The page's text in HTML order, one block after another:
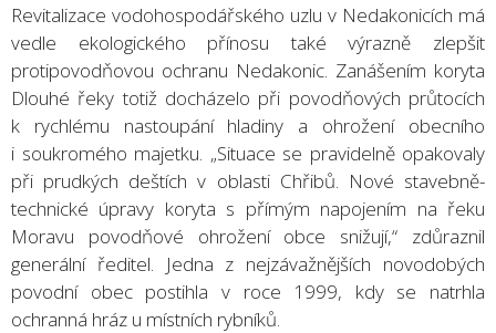
Revitalizace vodohospodářského uzlu v Nedakonicích má
vedle ekologického přínosu také výrazně zlepšit
protipovodňovou ochranu Nedakonic. Zanášením koryta
Dlouhé řeky totiž docházelo při povodňových průtocích
k rychlému nastoupání hladiny a ohrožení obecního
i soukromého majetku. „Situace se pravidelně opakovaly
při prudkých deštích v oblasti Chřibů. Nové stavebně-
technické úpravy koryta s přímým napojením na řeku
Moravu povodňové ohrožení obce snižují,“ zdůraznil
generální ředitel. Jedna z nejzávažnějších novodobých
povodní obec postihla v roce 1999, kdy se natrhla
ochranná hráz u místních rybníků.